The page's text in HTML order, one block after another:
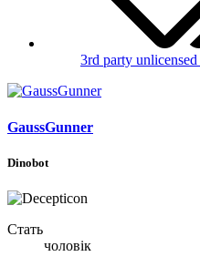
3rd party unlicensed
GaussGunner
Dinobot
Стать
чоловік